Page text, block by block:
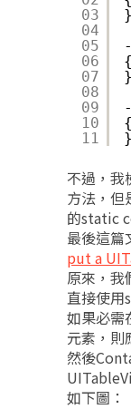
03
04
05
06
07
08
09
10
11
}
{
}
{
}
不過，我
方法，但
的static
最後這篇
put a
原來，我
直接使用
如果必需
元素，則
然後
如下圖：